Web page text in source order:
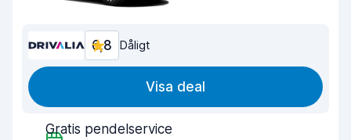
6,8 Dåligt
Visa deal
Gratis pendelservice